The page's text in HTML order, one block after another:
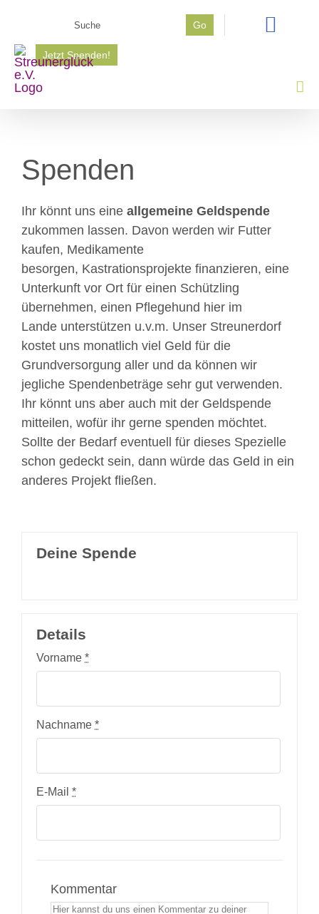
springen
Go
Jetzt Spenden!
Spenden
Ihr könnt uns eine allgemeine Geldspende
zukommen lassen. Davon werden wir Futter
kaufen, Medikamente
besorgen, Kastrationsprojekte finanzieren, eine
Unterkunft vor Ort für einen Schützling
übernehmen, einen Pflegehund hier im
Lande unterstützen u.v.m. Unser Streunerdorf
kostet uns monatlich viel Geld für die
Grundversorgung aller und da können wir
jegliche Spendenbeträge sehr gut verwenden.
Ihr könnt uns aber auch mit der Geldspende
mitteilen, wofür ihr gerne spenden möchtet.
Sollte der Bedarf eventuell für dieses Spezielle
schon gedeckt sein, dann würde das Geld in ein
anderes Projekt fließen.
Deine Spende
Details
Vorname *
Nachname *
E-Mail *
Kommentar